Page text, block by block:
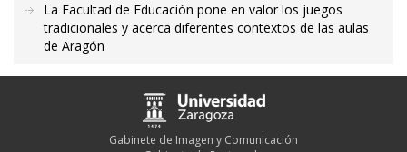
La Facultad de Educación pone en valor los juegos
tradicionales y acerca diferentes contextos de las aulas
de Aragón
Gabinete de Imagen y Comunicación